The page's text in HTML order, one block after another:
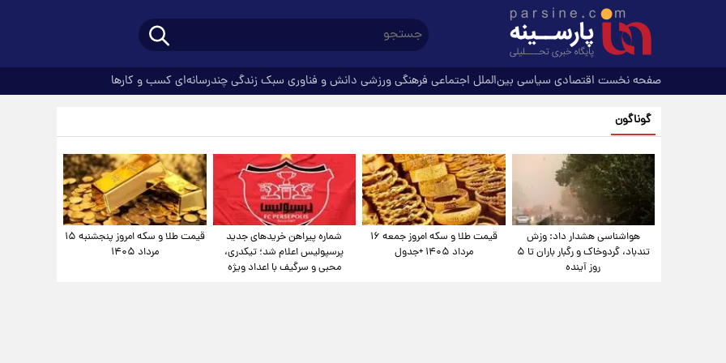
صفحه نخست اقتصادی سیاسی بین‌الملل اجتماعی فرهنگیورزشی دانش و فناوری سبک زندگیچندرسانه‌ای کسب و کارها
گوناگون
هواشناسی هشدار داد: وزش
تندباد، گردوخاک و رگبار باران تا ۵
روز آینده
قیمت طلا و سکه امروز جمعه ۱۶
مرداد ۱۴۰۵ +جدول
شماره پیراهن خریدهای جدید
پرسپولیس اعلام شد؛ تیکدری،
محبی و سرگیف با اعداد ویژه
قیمت طلا و سکه امروز پنجشنبه ۱۵
مرداد ۱۴۰۵